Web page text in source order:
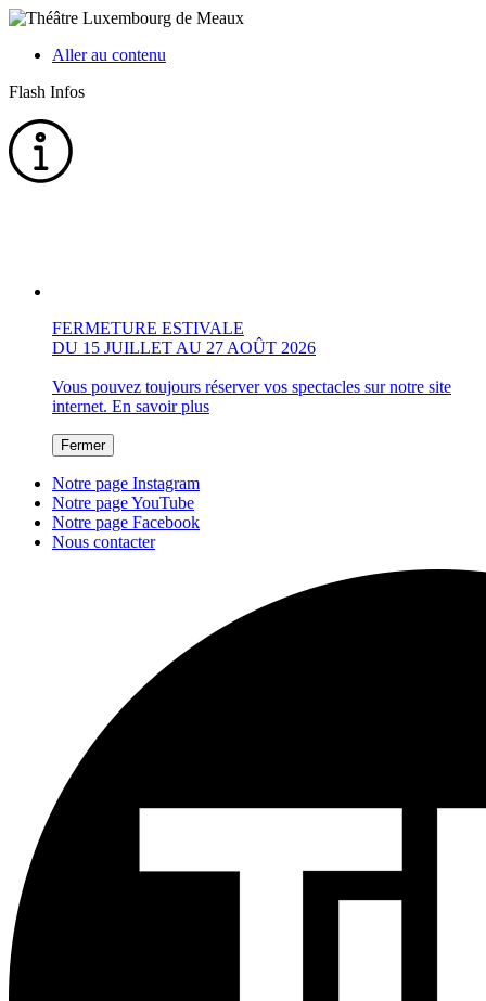
Aller au contenu
Flash Infos
FERMETURE ESTIVALE
DU 15 JUILLET AU 27 AOÛT 2026
Vous pouvez toujours réserver vos spectacles sur notre site
internet. En savoir plus
Fermer
Notre page Instagram
Notre page YouTube
Notre page Facebook
Nous contacter